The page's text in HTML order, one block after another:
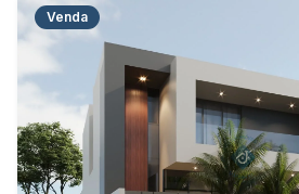
Venda